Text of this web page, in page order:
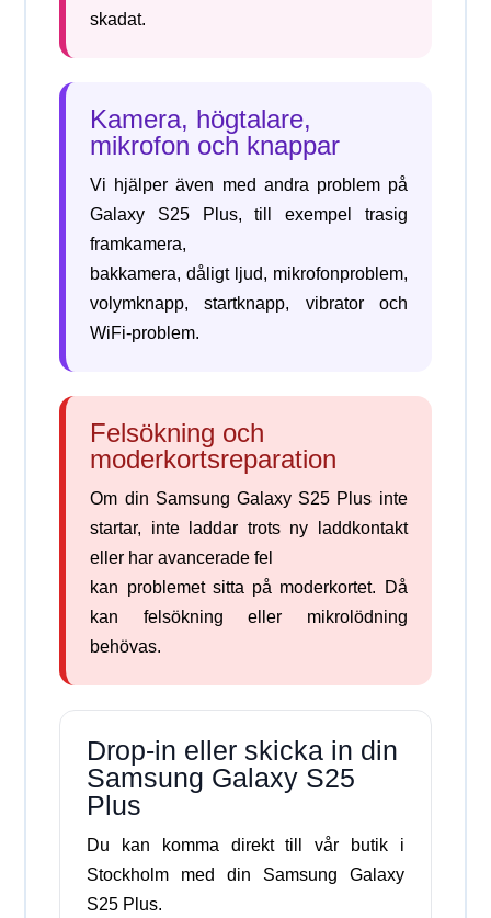
skadat.
Kamera, högtalare,
mikrofon och knappar
Vi hjälper även med andra problem på
Galaxy S25 Plus, till exempel trasig
framkamera,
bakkamera, dåligt ljud, mikrofonproblem,
volymknapp, startknapp, vibrator och
WiFi-problem.
Felsökning och
moderkortsreparation
Om din Samsung Galaxy S25 Plus inte
startar, inte laddar trots ny laddkontakt
eller har avancerade fel
kan problemet sitta på moderkortet. Då
kan felsökning eller mikrolödning
behövas.
Drop-in eller skicka in din
Samsung Galaxy S25
Plus
Du kan komma direkt till vår butik i
Stockholm med din Samsung Galaxy
S25 Plus.